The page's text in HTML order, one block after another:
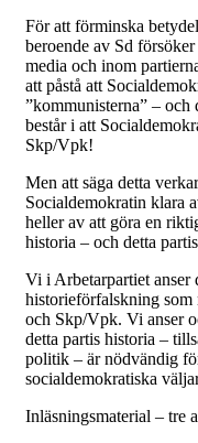
För att förminska
beroende av Sd
media och inom
att påstå att
”kommunisterna” – och
består i att
Skp/Vpk!
Men att säga detta
Socialdemokratin klara
heller av att göra en
historia – och detta
Vi i Arbetarpartiet anser
historieförfalskning som
och Skp/Vpk. Vi anser
detta partis historia –
politik – är nödvändig
socialdemokratiska
Inläsningsmaterial – tre